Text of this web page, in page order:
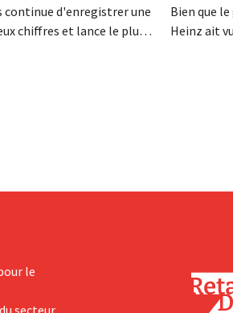
continue d'enregistrer une
chiffres et lance le plus
Bien que
Heinz ait
le
secteur